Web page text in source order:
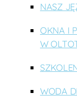
NASZ
OKNA I
W
WODA